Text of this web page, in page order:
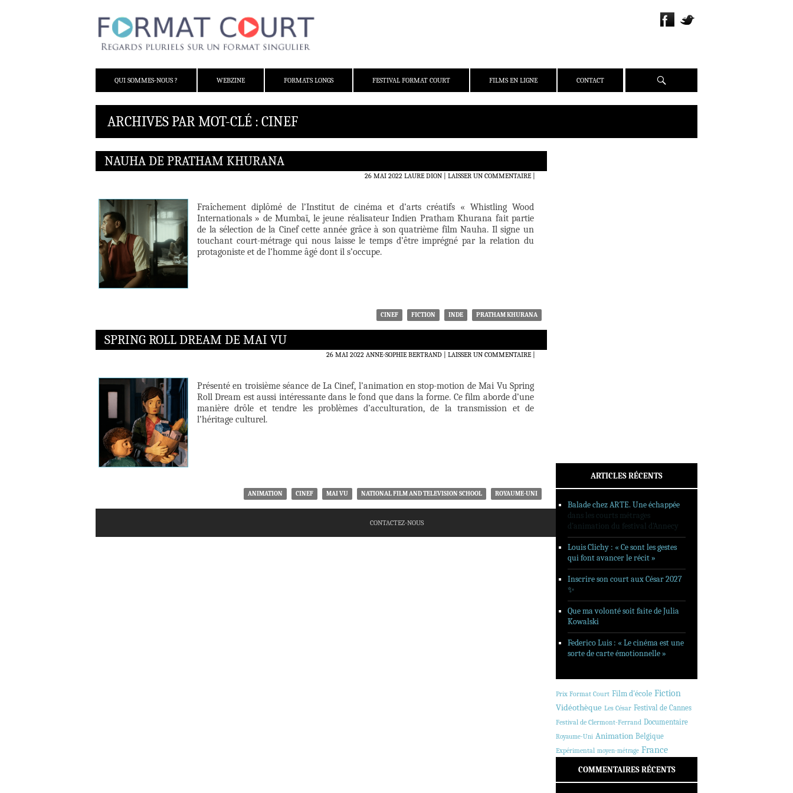
QUI SOMMES-NOUS ?
WEBZINE FORMATS LONGS FESTIVAL FORMAT COURT FILMS EN LIGNE CONTACT Recherche
ARCHIVES PAR MOT-CLÉ : CINEF
NAUHA DE PRATHAM KHURANA
26 MAI 2022 LAURE DION LAISSER UN COMMENTAIRE|
Fraîchement diplômé de l’Institut de cinéma et d’arts créatifs « Whistling Wood
Internationals » de Mumbaï, le jeune réalisateur Indien Pratham Khurana fait partie
de la sélection de la Cinef cette année grâce à son quatrième film Nauha. Il signe un
touchant court-métrage qui nous laisse le temps d’être imprégné par la relation du
protagoniste et de l’homme âgé dont il s’occupe.
CINEF FICTION INDE PRATHAM KHURANA
SPRING ROLL DREAM DE MAI VU
26 MAI 2022 ANNE-SOPHIE BERTRAND LAISSER UN COMMENTAIRE|
Présenté en troisième séance de La Cinef, l’animation en stop-motion de Mai Vu Spring
Roll Dream est aussi intéressante dans le fond que dans la forme. Ce film aborde d’une
manière drôle et tendre les problèmes d’acculturation, de la transmission et de
l’héritage culturel.
ANIMATION CINEF MAI VU NATIONAL FILM AND TELEVISION SCHOOL ROYAUME-UNI
ARTICLES RÉCENTS
Balade chez ARTE. Une échappée
dans les courts métrages
d’animation du festival d’Annecy
Louis Clichy : « Ce sont les gestes
qui font avancer le récit »
Inscrire son court aux César 2027
✨
Que ma volonté soit faite de Julia
Kowalski
Federico Luis : « Le cinéma est une
sorte de carte émotionnelle »
Prix Format Court Film d'école Fiction
Vidéothèque Les César Festival de Cannes
Festival de Clermont-Ferrand Documentaire
Royaume-Uni Animation Belgique
Expérimental moyen-métrage France
COMMENTAIRES RÉCENTS
CONTACTEZ-NOUS